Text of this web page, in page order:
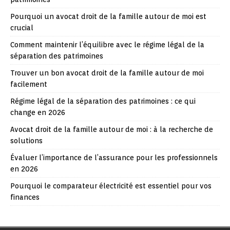
Pourquoi un avocat droit de la famille autour de moi est
crucial
Comment maintenir l’équilibre avec le régime légal de la
séparation des patrimoines
Trouver un bon avocat droit de la famille autour de moi
facilement
Régime légal de la séparation des patrimoines : ce qui
change en 2026
Avocat droit de la famille autour de moi : à la recherche de
solutions
Évaluer l’importance de l’assurance pour les professionnels
en 2026
Pourquoi le comparateur électricité est essentiel pour vos
finances